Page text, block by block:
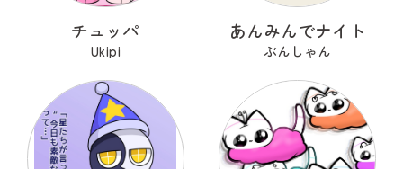
チュッパ
Ukipi
あんみんでナイト
ぶんしゃん